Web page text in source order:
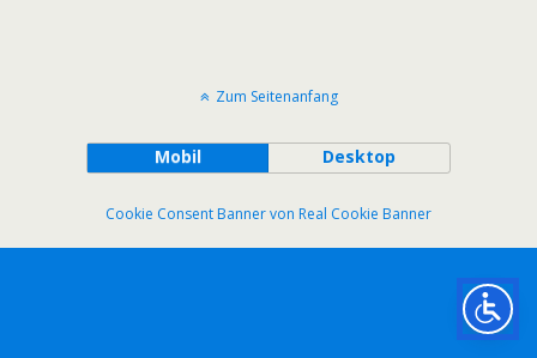
Zum Seitenanfang
Mobil Desktop
Cookie Consent Banner von Real Cookie Banner